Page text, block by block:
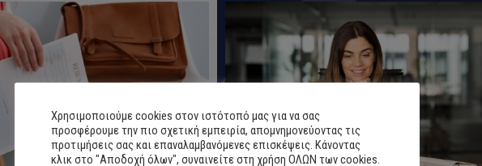
Χρησιμοποιούμε cookies στον ιστότοπό μας για να σας
προσφέρουμε την πιο σχετική εμπειρία, απομνημονεύοντας τις
προτιμήσεις σας και επαναλαμβανόμενες επισκέψεις. Κάνοντας
κλικ στο "Αποδοχή όλων", συναινείτε στη χρήση ΟΛΩΝ των cookies.